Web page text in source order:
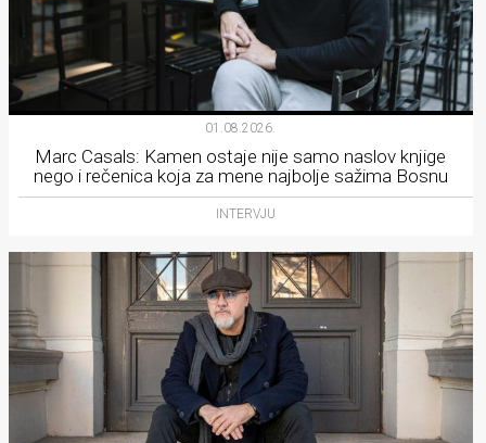
01.08.2026.
Marc Casals: Kamen ostaje nije samo naslov knjige
nego i rečenica koja za mene najbolje sažima Bosnu
INTERVJU